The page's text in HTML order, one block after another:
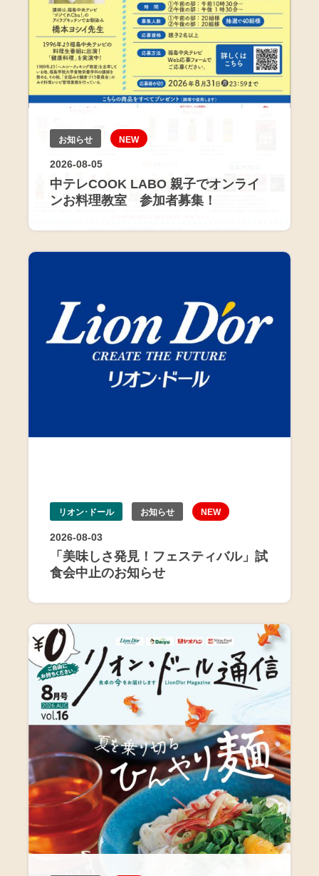
お知らせ NEW
2026-08-05
中テレCOOK LABO 親子でオンライ
ンお料理教室 参加者募集！
リオン･ドール お知らせ NEW
2026-08-03
「美味しさ発見！フェスティバル」試
食会中止のお知らせ